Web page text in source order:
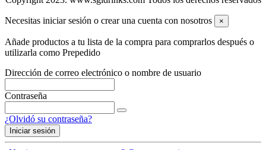
Necesitas iniciar sesión o crear una cuenta con nosotros ×
Añade productos a tu lista de la compra para comprarlos después o
utilizarla como Prepedido
Dirección de correo electrónico o nombre de usuario
Contraseña
¿Olvidó su contraseña?
Iniciar sesión